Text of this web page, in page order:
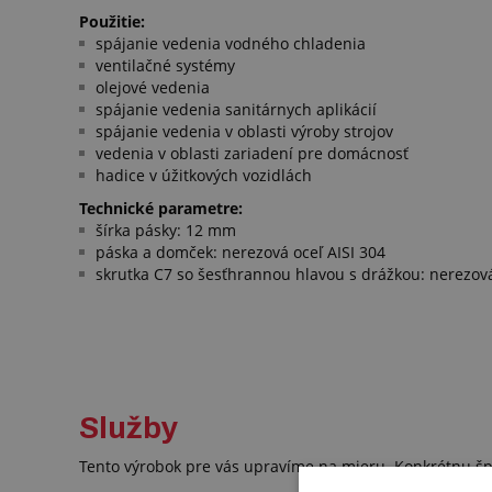
Použitie:
spájanie vedenia vodného chladenia
ventilačné systémy
olejové vedenia
spájanie vedenia sanitárnych aplikácií
spájanie vedenia v oblasti výroby strojov
vedenia v oblasti zariadení pre domácnosť
hadice v úžitkových vozidlách
Technické parametre:
šírka pásky: 12 mm
páska a domček: nerezová oceľ AISI 304
skrutka C7 so šesťhrannou hlavou s drážkou:
Služby
Tento výrobok pre vás upravíme na mieru. Konkrétnu